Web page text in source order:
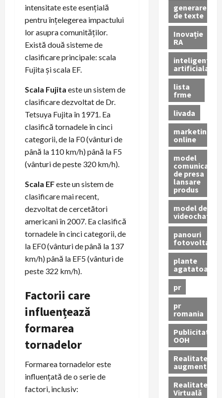
intensitate este esențială
pentru înțelegerea impactului
lor asupra comunităților.
Există două sisteme de
clasificare principale: scala
Fujita și scala EF.
Scala Fujita este un sistem de
clasificare dezvoltat de Dr.
Tetsuya Fujita în 1971. Ea
clasifică tornadele în cinci
categorii, de la F0 (vânturi de
până la 110 km/h) până la F5
(vânturi de peste 320 km/h).
Scala EFeste un sistem de
clasificare mai recent,
dezvoltat de cercetători
americani în 2007. Ea clasifică
tornadele în cinci categorii, de
la EF0 (vânturi de până la 137
km/h) până la EF5 (vânturi de
peste 322 km/h).
Factorii care
influențează
formarea
tornadelor
Formarea tornadelor este
influențată de o serie de
factori, inclusiv:
generare
de texte
Inovație
RA
inteligenta
artificiala
lista
frme
livada
marketing
online
model
comunicat
de presa
lansare
produs
model de
videochat
panouri
fotovoltaice
plante
agatatoare
pr
pr
romania
Publicitate
OOH
Realitatea
augmentată
Realitatea
Virtuală